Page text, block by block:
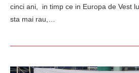
cinci ani, in timp ce in Europa de Vest
sta mai rau,…